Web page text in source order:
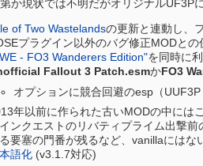
か現状では不明だがオリジナルUF3P
of Two Wastelandsの更新と連動し、
プラグイン以外のバグ修正MODとの
- FO3 Wanderers Edition"を同時に
Fallout 3 Patch.esmかFO3
オプションに競合回避のesp（
年以前に作られた古いMODの中には
インクエストのリバティプライム出撃
要塞の門番が残るなど、vanillaにはな
語化(v3.1.7対応)